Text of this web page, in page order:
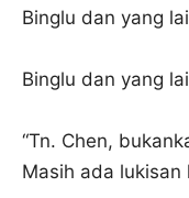
Binglu dan yang
Binglu dan yang
“Tn. Chen,
Masih ada lukisan